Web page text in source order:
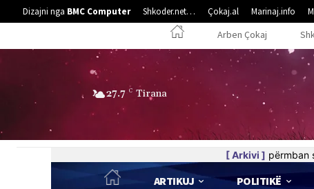
Dizajni nga BMC Computer Shkoder.net… Çokaj.al Marinaj.info
Arben Çokaj
27.7 C Tirana
[ Arkivi ] përmban
ARTIKUJ POLITIKË